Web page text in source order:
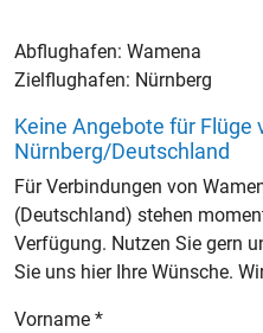
Abflughafen: Wamena
Zielflughafen: Nürnberg
Keine Angebote für Flüge
Nürnberg/Deutschland
Für Verbindungen von
(Deutschland) stehen
Verfügung. Nutzen Sie gern
Sie uns hier Ihre Wünsche.
Vorname *